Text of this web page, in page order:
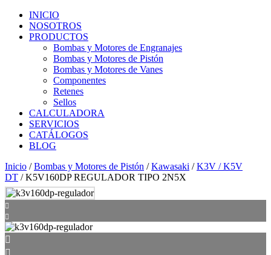
INICIO
NOSOTROS
PRODUCTOS
Bombas y Motores de Engranajes
Bombas y Motores de Pistón
Bombas y Motores de Vanes
Componentes
Retenes
Sellos
CALCULADORA
SERVICIOS
CATÁLOGOS
BLOG
Inicio /Bombas y Motores de Pistón /Kawasaki /K3V / K5V
DT / K5V160DP REGULADOR TIPO 2N5X